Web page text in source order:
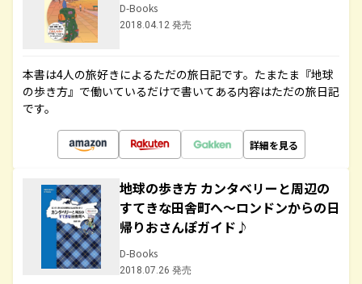
D-Books
2018.04.12 発売
本書は4人の旅好きによるただの旅日記です。たまたま『地球
の歩き方』で働いているだけで書いてある内容はただの旅日記
です。
詳細を見る
地球の歩き方 カンタベリーと周辺の
すてきな田舎町へ～ロンドンからの日
帰りおさんぽガイド♪
D-Books
2018.07.26 発売